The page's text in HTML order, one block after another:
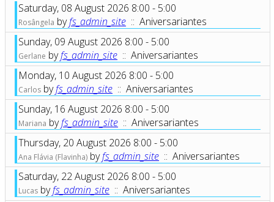
Saturday, 08 August 2026 8:00 - 5:00
Rosângela byfs_admin_site :: Aniversariantes
Sunday, 09 August 2026 8:00 - 5:00
Gerlane byfs_admin_site :: Aniversariantes
Monday, 10 August 2026 8:00 - 5:00
Carlos byfs_admin_site :: Aniversariantes
Sunday, 16 August 2026 8:00 - 5:00
Mariana byfs_admin_site :: Aniversariantes
Thursday, 20 August 2026 8:00 - 5:00
Ana Flávia (Flavinha) byfs_admin_site :: Aniversariantes
Saturday, 22 August 2026 8:00 - 5:00
Lucas byfs_admin_site :: Aniversariantes